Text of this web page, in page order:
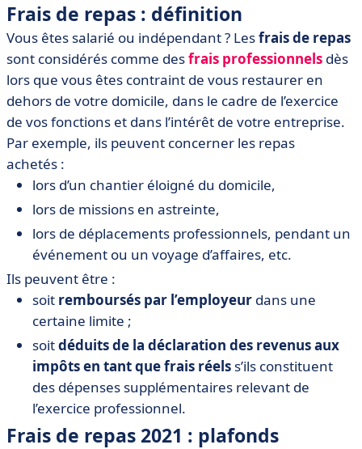
Frais de repas : définition
Vous êtes salarié ou indépendant ? Lesfrais de repas
sont considérés comme desfrais professionnels dès
lors que vous êtes contraint de vous restaurer en
dehors de votre domicile, dans le cadre de l’exercice
de vos fonctions et dans l’intérêt de votre entreprise.
Par exemple, ils peuvent concerner les repas
achetés :
lors d’un chantier éloigné du domicile,
lors de missions en astreinte,
lors de déplacements professionnels, pendant un
événement ou un voyage d’affaires, etc.
Ils peuvent être :
soit remboursés par l’employeur dans une
certaine limite ;
soitdéduits de la déclaration des revenus aux
impôts en tant que frais réels s’ils constituent
des dépenses supplémentaires relevant de
l’exercice professionnel.
Frais de repas 2021 : plafonds